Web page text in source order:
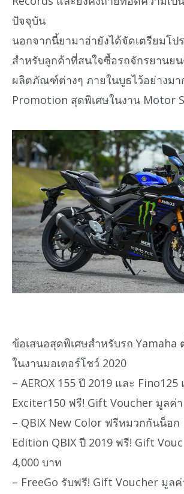
ปัจจุบัน
นอกจากนี้ยามาฮ่ายังได้จัดเตรียมโป
สำหรับลูกค้าที่สนใจซื้อรถจักรยานย
ผลิตภัณฑ์ต่างๆ ภายในบูธไว้อย่างมา
Promotion สุดพิเศษในงาน Motor
ข้อเสนอสุดพิเศษสำหรับรถ Yamaha
ในงานมอเตอร์โชว์ 2020
– AEROX 155 ปี 2019 และ Fino125
Exciter150 ฟรี! Gift Voucher มูลค่
– QBIX New Color ฟรีหมวกกันน็อ
Edition QBIX ปี 2019 ฟรี! Gift
4,000 บาท
– FreeGo รับฟรี! Gift Voucher มูล